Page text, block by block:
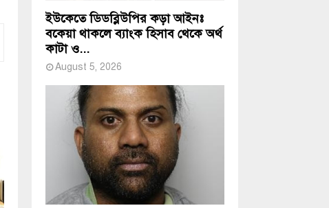
ইউকেতে ডিডব্লিউপির কড়া আইনঃ
বকেয়া থাকলে ব্যাংক হিসাব থেকে অর্থ
কাটা ও...
August 5, 2026